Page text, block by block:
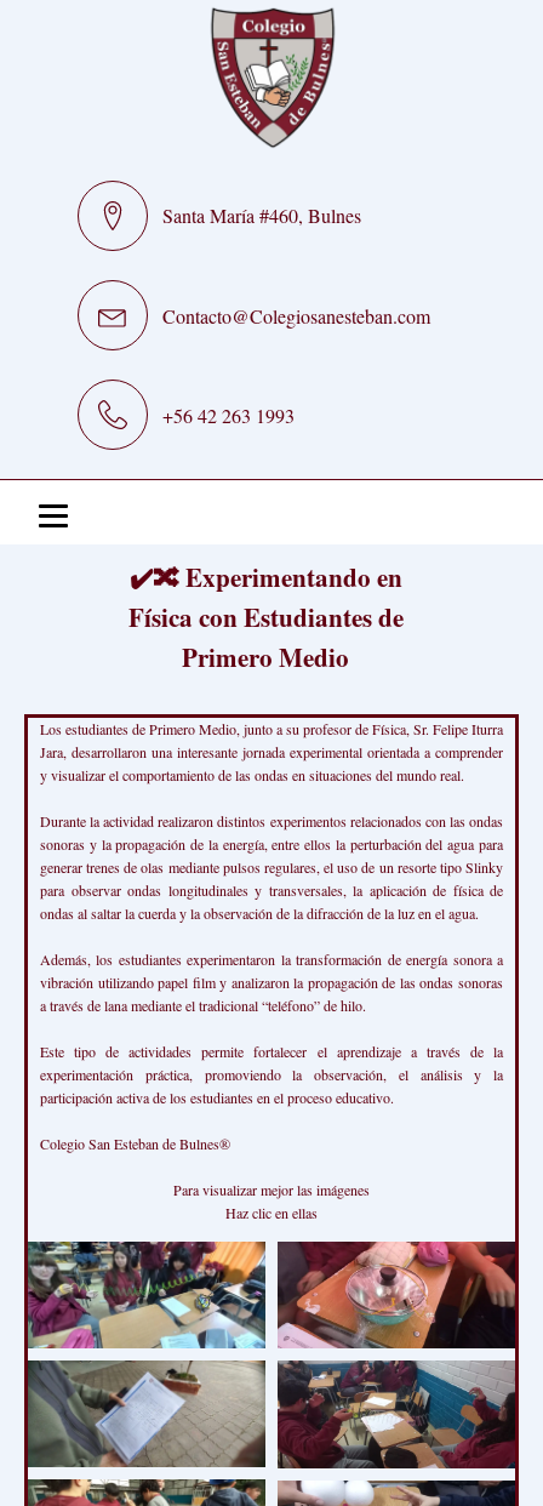
Santa María #460, Bulnes
Contacto@Colegiosanesteban.com
+56 42 263 1993
✔️🔀 Experimentando en
Física con Estudiantes de
Primero Medio
Los estudiantes de Primero Medio, junto a su profesor de Física, Sr. Felipe Iturra
Jara, desarrollaron una interesante jornada experimental orientada a comprender
y visualizar el comportamiento de las ondas en situaciones del mundo real.
Durante la actividad realizaron distintos experimentos relacionados con las ondas
sonoras y la propagación de la energía, entre ellos la perturbación del agua para
generar trenes de olas mediante pulsos regulares, el uso de un resorte tipo Slinky
para observar ondas longitudinales y transversales, la aplicación de física de
ondas al saltar la cuerda y la observación de la difracción de la luz en el agua.
Además, los estudiantes experimentaron la transformación de energía sonora a
vibración utilizando papel film y analizaron la propagación de las ondas sonoras
a través de lana mediante el tradicional “teléfono” de hilo.
Este tipo de actividades permite fortalecer el aprendizaje a través de la
experimentación práctica, promoviendo la observación, el análisis y la
participación activa de los estudiantes en el proceso educativo.
Colegio San Esteban de Bulnes®
Para visualizar mejor las imágenes
Haz clic en ellas